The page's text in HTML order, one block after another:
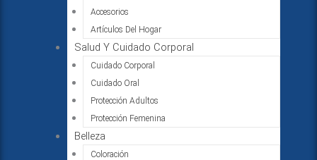
Accesorios
Artículos Del Hogar
Salud Y Cuidado Corporal
Cuidado Corporal
Cuidado Oral
Protección Adultos
Protección Femenina
Belleza
Coloración